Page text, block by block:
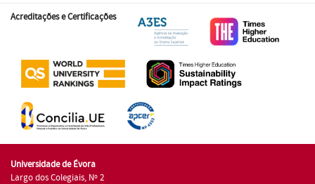
Acreditações e Certificações
Universidade de Évora
Largo dos Colegiais, Nº 2